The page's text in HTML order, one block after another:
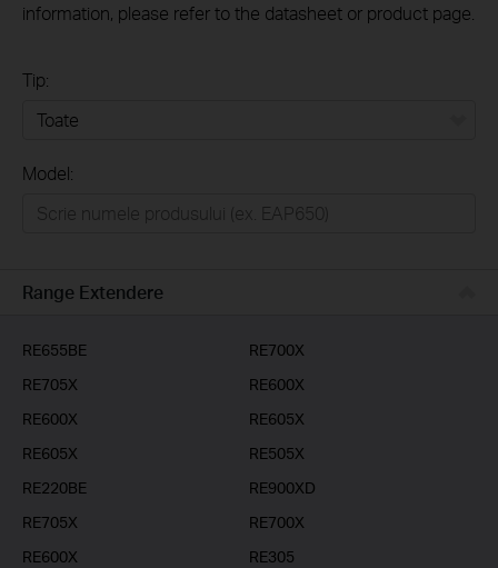
information, please refer to the datasheet or product page.
Tip:
Business
Model:
Range Extendere
RE655BE
RE700X
RE705X
RE600X
RE600X
RE605X
RE605X
RE505X
RE220BE
RE900XD
RE705X
RE700X
RE600X
RE305